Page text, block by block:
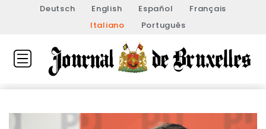
Deutsch English Español
Français
Italiano
Português